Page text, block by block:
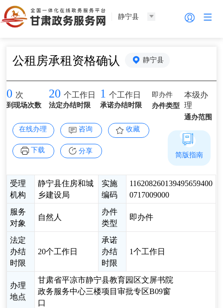
静宁县
公租房承租资格确认 静宁县
0 次
到现场次数
20 个工作日
法定办结时限
1 个工作日
承诺办结时限
即办件
办件类型
本级办
理
通办范围
在线办理
咨询 收藏
下载 分享
受理
机构
静宁县住房和城
乡建设局
实施
编码
116208260139495659400
0717009000
服务
对象
自然人
办件
类型
即办件
法定
办结
时限
20个工作日
承诺
办结
时限
1个工作日
办理
地点
甘肃省平凉市静宁县教育园区文屏书院
政务服务中心三楼项目审批专区B09窗
口
简版指南